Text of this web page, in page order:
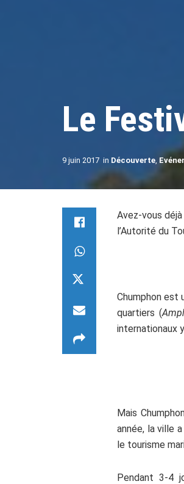
Le
9 juin 2017 in Découverte,
Avez-vous
l’Autorité du
Chumphon est
quartiers (
internationaux
Mais
année, la ville
le tourisme
Pendant 3-4